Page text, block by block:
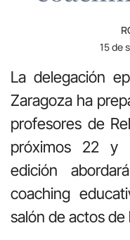
15 de
La delegación
Zaragoza ha
profesores de
próximos 22 y
edición
coaching
salón de actos de